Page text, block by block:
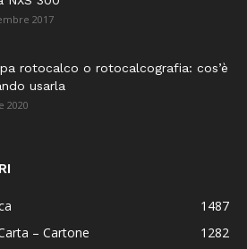
2017
rotocalco o rotocalcografia: cos’è
usarla
2020
1487
– Cartone
1282